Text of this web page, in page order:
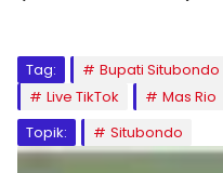
Tag: Bupati Situbondo
Live TikTok
Mas Rio
Topik:
Situbondo